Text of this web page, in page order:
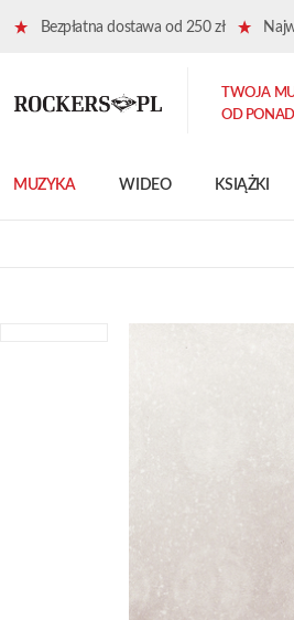
Bezpłatna dostawa od 250 zł
MUZYKA WIDEO KSIĄŻKI
TWOJA
OD